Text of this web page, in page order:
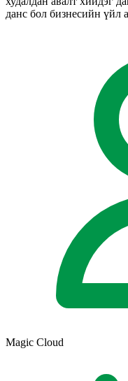
данс бол бизнесийн үйл
Magic Cloud